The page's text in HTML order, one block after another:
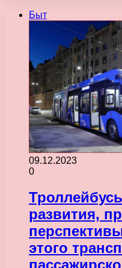
Быт
09.12.2023
0
развития,
этого